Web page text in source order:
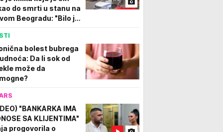
do smrti u stanu na
Beogradu: "Bilo je
jeziva tišina"
bolest bubrega
Da li sok od
može da
"BANKARKA IMA
SA KLIJENTIMA"
progovorila o